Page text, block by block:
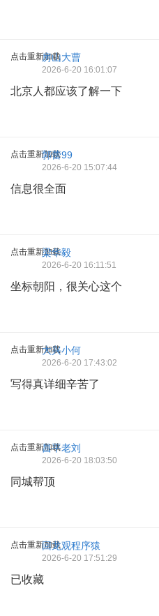
点击重新加载房山大曹
2026-6-20 16:01:07
北京人都应该了解一下
点击重新加载
郭蕾99
2026-6-20 15:07:44
信息很全面
点击重新加载
梁华毅
2026-6-20 16:11:51
坐标朝阳，很关心这个
点击重新加载大兴小何
2026-6-20 17:43:02
写得真详细辛苦了
点击重新加载昌平老刘
2026-6-20 18:03:50
同城帮顶
点击重新加载回龙观程序猿
2026-6-20 17:51:29
已收藏